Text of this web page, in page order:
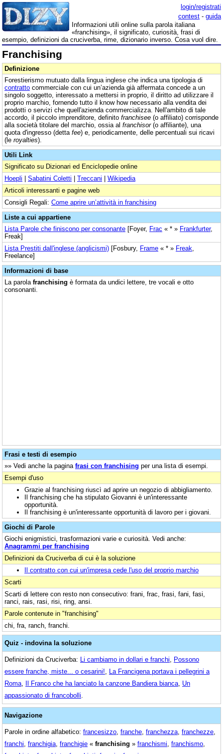
login/registrati
contest - guida
Informazioni utili online sulla parola italiana
«franchising», il significato, curiosità, frasi di
esempio, definizioni da cruciverba, rime, dizionario inverso. Cosa vuol dire.
Franchising
Definizione
Forestierismo mutuato dalla lingua inglese che indica una tipologia di
contratto commerciale con cui un’azienda già affermata concede a un
singolo soggetto, interessato a mettersi in proprio, il diritto ad utilizzare il
proprio marchio, fornendo tutto il know how necessario alla vendita dei
prodotti o servizi che quell'azienda commercializza. Nell'ambito di tale
accordo, il piccolo imprenditore, definito franchisee (o affiliato) corrisponde
alla società titolare del marchio, ossia al franchisor(o affiliante), una
quota d'ingresso (detta fee) e, periodicamente, delle percentuali sui ricavi
(le royalties).
Utili Link
Significato su Dizionari ed Enciclopedie online
Hoepli | Sabatini Coletti | Treccani | Wikipedia
Articoli interessanti e pagine web
Consigli Regali: Come aprire un’attività in franchising
Liste a cui appartiene
Lista Parole che finiscono per consonante [Foyer, Frac « * » Frankfurter,
Freak]
Lista Prestiti dall'inglese (anglicismi) [Fosbury, Frame « * » Freak
Freelance]
Informazioni di base
La parola franchising è formata da undici lettere, tre vocali e otto
consonanti.
Frasi e testi di esempio
»» Vedi anche la pagina frasi con franchising per una lista di esempi.
Esempi d'uso
Grazie al franchising riuscì ad aprire un negozio di abbigliamento.
Il franchising che ha stipulato Giovanni è un'interessante
opportunità.
Il franchising è un'interessante opportunità di lavoro per i giovani.
Giochi di Parole
Giochi enigmistici, trasformazioni varie e curiosità. Vedi anche:
Anagrammi per franchising
Definizioni da Cruciverba di cui è la soluzione
Il contratto con cui un'impresa cede l'uso del proprio marchio
Scarti
Scarti di lettere con resto non consecutivo: frani, frac, frasi, fani, fasi,
ranci, rais, rasi, risi, ring, ansi.
Parole contenute in "franchising"
chi, fra, ranch, franchi.
Quiz - indovina la soluzione
Definizioni da Cruciverba: Li cambiamo in dollari e franchi
Possono
essere franche, miste... o cesarini!
La Francigena portava i pellegrini a
Roma Il Franco che ha lanciato la canzone Bandiera bianca Un
appassionato di francobolli
Navigazione
Parole in ordine alfabetico: francesizzo franche franchezza franchezze
franchi franchigia franchigie « franchising » franchismi franchismo